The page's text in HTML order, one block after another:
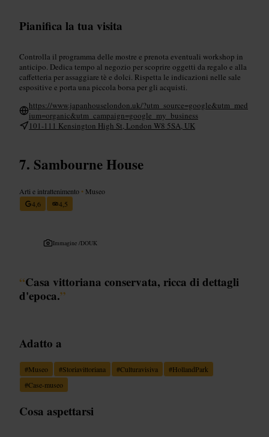
Pianifica la tua visita
Controlla il programma delle mostre e prenota eventuali workshop in
anticipo. Dedica tempo al negozio per scoprire oggetti da regalo e alla
caffetteria per assaggiare tè e dolci. Rispetta le indicazioni nelle sale
espositive e porta una piccola borsa per gli acquisti.
https://www.japanhouselondon.uk/?utm_source=google&utm_med
ium=organic&utm_campaign=google_my_business
101-111 Kensington High St, London W8 5SA, UK
Sambourne House
Arti e intrattenimento • Museo
4,6
4,5
Immagine /DOUK
“Casa vittoriana conservata, ricca di dettagli
d'epoca.”
Adatto a
#Museo #Storiavittoriana #Culturavisiva #HollandPark
#Case-museo
Cosa aspettarsi